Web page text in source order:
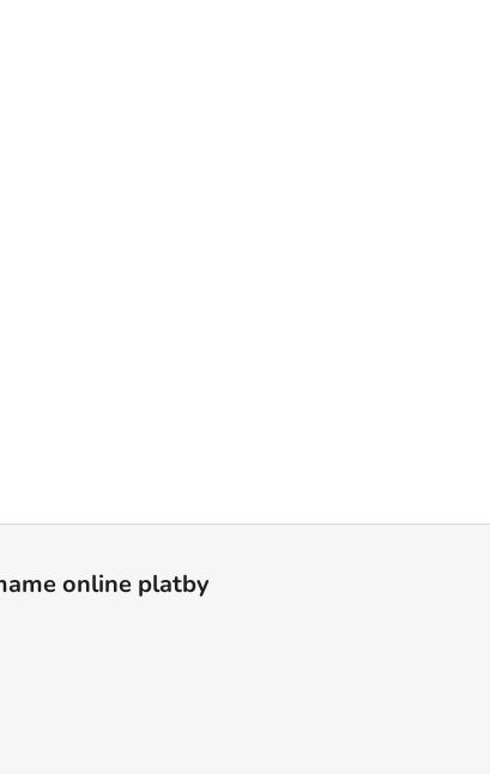
online platby